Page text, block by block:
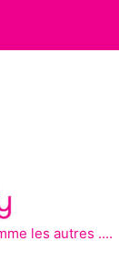
les autres ....